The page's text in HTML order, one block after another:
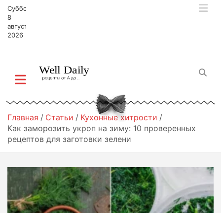
Суббота,
8
августа,
2026
Главная Статьи
Кухонные хитрости
Как заморозить укроп на зиму: 10 проверенных
рецептов для заготовки зелени